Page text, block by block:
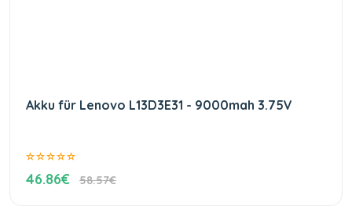
Akku für Lenovo L13D3E31 - 9000mah 3.75V
46.86€ 58.57€